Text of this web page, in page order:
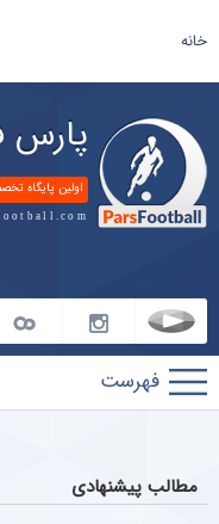
خانه
پارس
اولین پایگاه
پارس
فوتبال
مطالب پیشنهادی